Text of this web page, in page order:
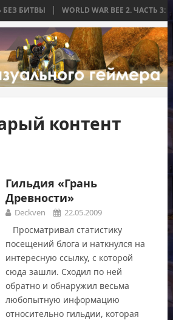
БИТВЫ WORLD WAR BEE 2. ЧАСТЬ
контент
Гильдия «Грань
Древности»
Deckven 22.05.2009
Просматривал статистику
посещений блога и наткнулся на
интересную ссылку, с которой
сюда зашли. Сходил по ней
обратно и обнаружил весьма
любопытную информацию
относительно гильдии, которая